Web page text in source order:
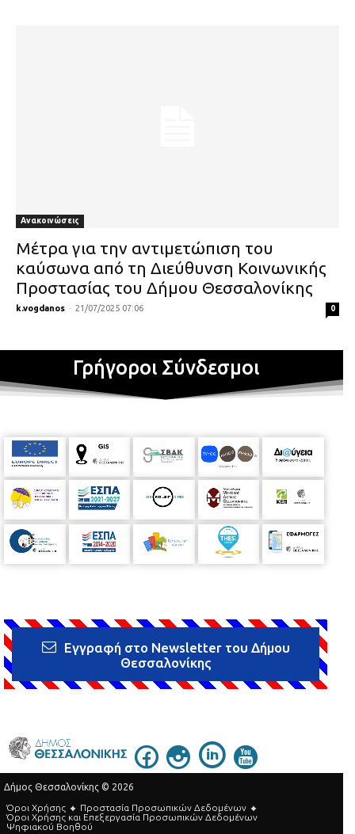
Ανακοινώσεις
Μέτρα για την αντιμετώπιση του
καύσωνα από τη Διεύθυνση Κοινωνικής
Προστασίας του Δήμου Θεσσαλονίκης
k.vogdanos - 21/07/2025 07:06 0
Γρήγοροι Σύνδεσμοι
Εγγραφή στο Newsletter του Δήμου
Θεσσαλονίκης
Δήμος Θεσσαλονίκης © 2026
Όροι Χρήσης
Προστασία Προσωπικών Δεδομένων
Όροι Xρήσης και Eπεξεργασία Προσωπικών Δεδομένων
Ψηφιακού Βοηθού